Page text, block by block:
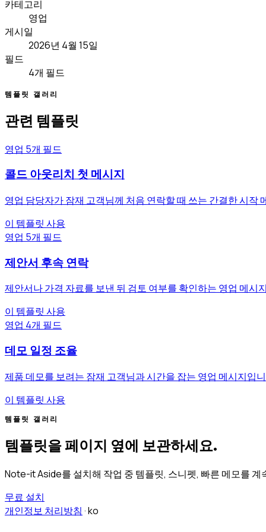
카테고리
영업
게시일
2026년 4월 15일
필드
4개 필드
템플릿 갤러리
관련 템플릿
영업 5개 필드
콜드 아웃리치 첫 메시지
영업 담당자가 잠재 고객님께 처음 연락할 때 쓰는 간결한 시작
이 템플릿 사용
영업 5개 필드
제안서 후속 연락
제안서나 가격 자료를 보낸 뒤 검토 여부를 확인하는 영업 메시
이 템플릿 사용
영업 4개 필드
데모 일정 조율
제품 데모를 보려는 잠재 고객님과 시간을 잡는 영업 메시지입
이 템플릿 사용
템플릿 갤러리
템플릿을 페이지 옆에 보관하세요.
Note-it Aside를 설치해 작업 중 템플릿, 스니펫, 빠른 메모를 계
무료 설치
개인정보 처리방침 ·ko